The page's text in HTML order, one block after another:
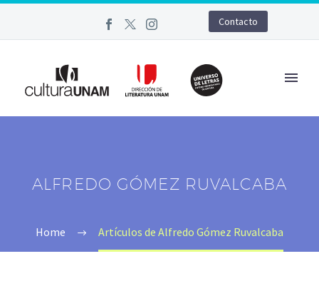
Contacto
ALFREDO GÓMEZ RUVALCABA
Home Artículos de Alfredo Gómez Ruvalcaba